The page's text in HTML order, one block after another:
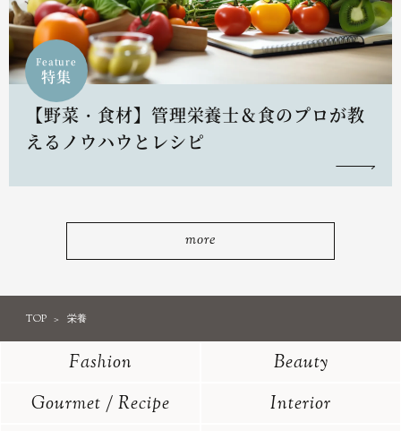
Feature
特集
【野菜・食材】管理栄養士＆食のプロが教
えるノウハウとレシピ
more
TOP 栄養
Fashion
Beauty
Gourmet / Recipe
Interior